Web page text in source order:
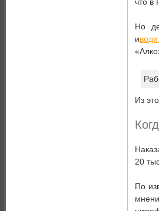
Но
и
Из
20
По